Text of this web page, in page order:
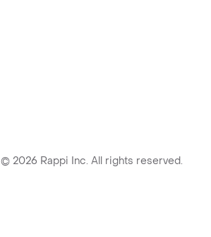
© 2026 Rappi Inc. All rights reserved.